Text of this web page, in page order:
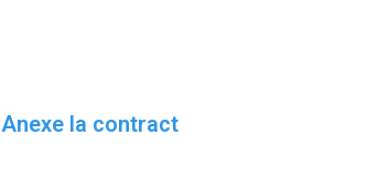
Anexe la contract